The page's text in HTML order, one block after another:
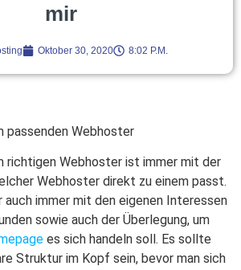
mir
Oktober 30, 2020 8:02 P.m.
passenden Webhoster
richtigen Webhoster ist immer mit der
Webhoster direkt zu einem passt.
auch immer mit den eigenen Interessen
sowie auch der Überlegung, um
es sich handeln soll. Es sollte
Struktur im Kopf sein, bevor man sich